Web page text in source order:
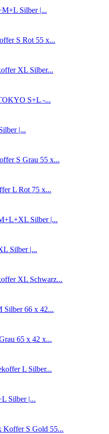
Silber |...
S Rot 55 x...
XL Silber...
S+L -...
|...
S Grau 55 x...
L Rot 75 x...
Silber |...
Silber |...
XL Schwarz...
Silber 66 x 42...
65 x 42 x...
L Silber...
Silber |...
Koffer S Gold 55...